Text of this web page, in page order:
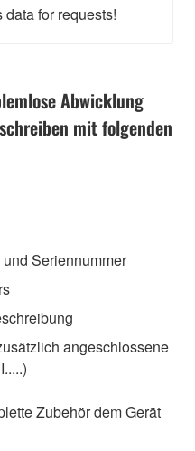
for requests!
Abwicklung
mit folgenden
Seriennummer
angeschlossene
Zubehör dem Gerät